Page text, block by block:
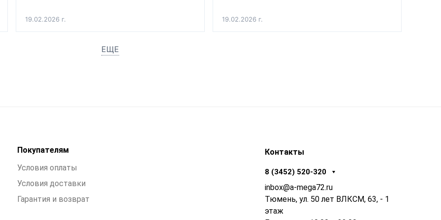
19.02.2026 г. 19.02.2026 г.
ЕЩЕ
Покупателям
Условия оплаты
Условия доставки
Гарантия и возврат
Контакты
8 (3452) 520-320
inbox@a-mega72.ru
Тюмень, ул. 50 лет ВЛКСМ, 63, - 1
этаж